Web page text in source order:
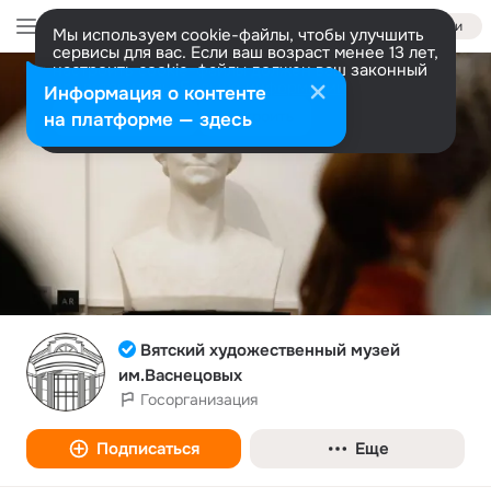
Войти
Мы используем cookie-файлы, чтобы улучшить
сервисы для вас. Если ваш возраст менее 13 лет,
настроить cookie-файлы должен ваш законный
представитель. Больше информации
Разрешить все Настроить
Вятский художественный музей
им.Васнецовых
Госорганизация
Подписаться Еще
Информация о контенте
на платформе — здесь